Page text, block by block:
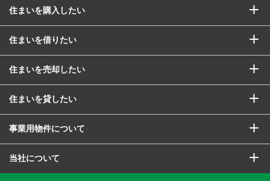
住まいを購入したい
住まいを借りたい
住まいを売却したい
住まいを貸したい
事業用物件について
当社について